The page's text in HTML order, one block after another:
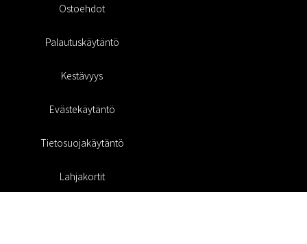
Ostoehdot
Palautuskäytäntö
Kestävyys
Evästekäytäntö
Tietosuojakäytäntö
Lahjakortit